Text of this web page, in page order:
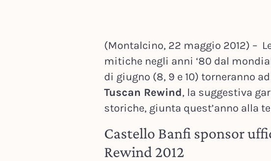
(Montalcino, 22 maggio 2012) –
mitiche negli anni ‘80 dal
di giugno (8, 9 e 10) torneranno
Tuscan Rewind, la suggestiva
storiche, giunta quest’anno alla
Castello Banfi sponsor
Rewind 2012